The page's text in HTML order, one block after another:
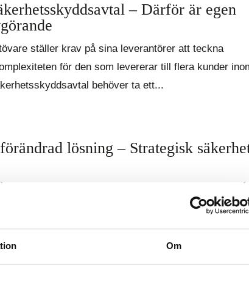
Om
– Därför är egen
ställer krav på sina leverantörer att teckna
för den som levererar till flera kunder
behöver ta ett...
lösning – Strategisk
högsta ledningen. I dag är säkerhet inte längre en
– det är en strategisk ledningsfråga. Styrelser och
– krisberedskap och civilt